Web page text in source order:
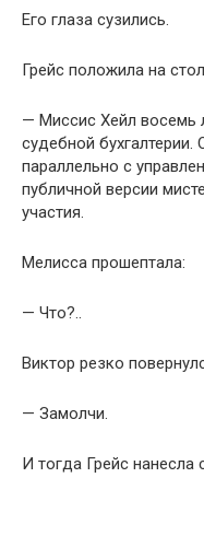
Его глаза сузились.
Грейс положила на
— Миссис Хейл восемь
судебной
параллельно с
публичной версии
участия.
Мелисса прошептала:
— Что?..
Виктор резко
— Замолчи.
И тогда Грейс